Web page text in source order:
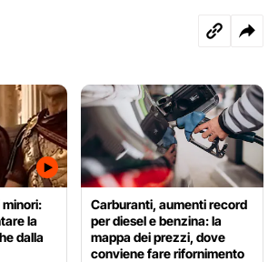
minori:
la
dalla
Carburanti, aumenti record
per diesel e benzina: la
mappa dei prezzi, dove
conviene fare rifornimento